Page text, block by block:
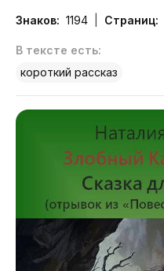
Знаков: 1194 Страниц:
В тексте есть:
короткий рассказ